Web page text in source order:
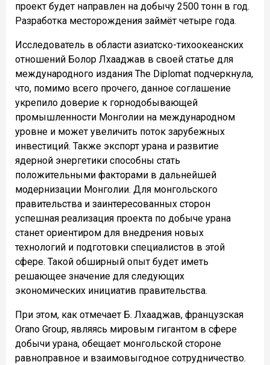
проект будет направлен на добычу 2500 тонн в год.
Разработка месторождения займёт четыре года.
Исследователь в области азиатско-тихоокеанских
отношений Болор Лхааджав в своей статье для
международного издания The Diplomat подчеркнула,
что, помимо всего прочего, данное соглашение
укрепило доверие к горнодобывающей
промышленности Монголии на международном
уровне и может увеличить поток зарубежных
инвестиций. Также экспорт урана и развитие
ядерной энергетики способны стать
положительными факторами в дальнейшей
модернизации Монголии. Для монгольского
правительства и заинтересованных сторон
успешная реализация проекта по добыче урана
станет ориентиром для внедрения новых
технологий и подготовки специалистов в этой
сфере. Такой обширный опыт будет иметь
решающее значение для следующих
экономических инициатив правительства.
При этом, как отмечает Б. Лхааджав, французская
Orano Group, являясь мировым гигантом в сфере
добычи урана, обещает монгольской стороне
равноправное и взаимовыгодное сотрудничество.